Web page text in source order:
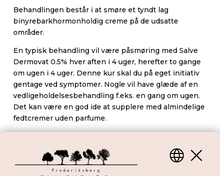
Behandlingen består i at smøre et tyndt lag
binyrebarkhormonholdig creme på de udsatte
områder.
En typisk behandling vil være påsmøring med Salve
Dermovat 0.5% hver aften i 4 uger, herefter to gange
om ugen i 4 uger. Denne kur skal du på eget initiativ
gentage ved symptomer. Nogle vil have glæde af en
vedligeholdelsesbehandling f.eks. en gang om ugen.
Det kan være en god ide at supplere med almindelige
fedtcremer uden parfume.
Kontrol